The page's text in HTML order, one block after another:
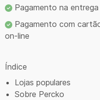
Pagamento na entrega
Pagamento com
on-line
Índice
Lojas populares
Sobre Percko